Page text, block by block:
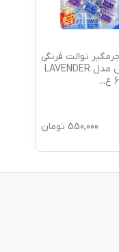
توالت فرنگی
ولنکس مدل LAVENDER
...
550,000 تومان